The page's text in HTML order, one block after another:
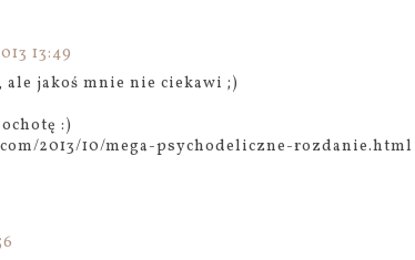
13:49
jakoś mnie nie ciekawi ;)
:)
2013/10/mega-psychodeliczne-rozdanie.html